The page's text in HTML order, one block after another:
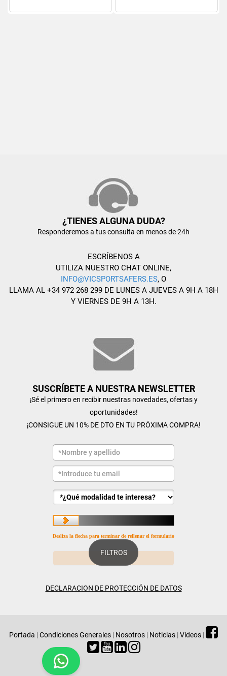
FILTROS
¿TIENES ALGUNA DUDA?
Responderemos a tus consulta en menos de 24h
ESCRÍBENOS A
UTILIZA NUESTRO CHAT ONLINE,
INFO@VICSPORTSAFERS.ES, O
LLAMA AL +34 972 268 299 DE LUNES A JUEVES A 9H A 18H
Y VIERNES DE 9H A 13H.
SUSCRÍBETE A NUESTRA NEWSLETTER
¡Sé el primero en recibir nuestras novedades, ofertas y
oportunidades!
¡CONSIGUE UN 10% DE DTO EN TU PRÓXIMA COMPRA!
Desliza la flecha para terminar de rellenar el formulario
DECLARACION DE PROTECCIÓN DE DATOS
Portada |Condiciones Generales | Nosotros | Noticias |Videos |